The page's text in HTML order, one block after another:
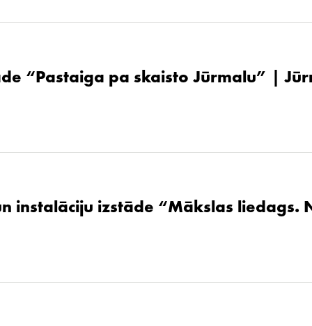
“Pastaiga pa skaisto Jūrmalu” |
instalāciju izstāde “Mākslas liedags.